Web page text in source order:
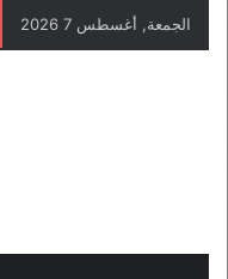
الجمعة, أغسطس 7 2026